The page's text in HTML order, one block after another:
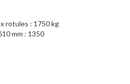
rotules : 1750 kg
mm : 1350